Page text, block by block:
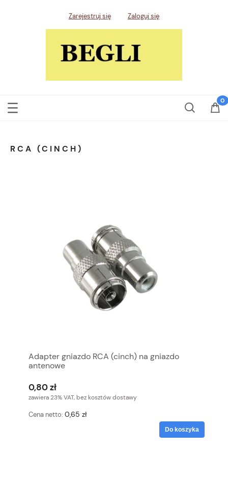
Zarejestruj się Zaloguj się
RCA (CINCH)
Adapter gniazdo RCA (cinch) na gniazdo
antenowe
0,80 zł
zawiera 23% VAT, bez kosztów dostawy
Cena netto: 0,65 zł
Do koszyka